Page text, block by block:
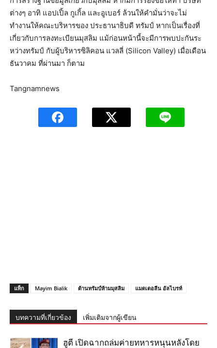
ต่างๆ อาทิ แอปเปิ้ล กูเกิ้ล และอูเบอร์ ล้วนให้คำมั่นว่าจะไม่
ทำงานให้คณะบริหารของ ประธานาธิบดี ทรัมป์ หากเป็นเรื่องที่
เกี่ยวกับการลงทะเบียนมุสลิม แม้ก่อนหน้านี้จะมีการพบปะกันระ
หว่างทรัมป์ กับผู้บริหารซิลิคอน แวลลี่ (Silicon Valley) เมื่อเดือน
ธันวาคม ที่ผ่านมา ก็ตาม
Tangnamnews
แท็ก Mayim Bialik ต้านทรัมป์ห้ามมุสลิม แมดเดอลีน อัลไบรท์
บทความที่เกี่ยวข้อง เพิ่มเติมจากผู้เขียน
ฮูตี เปิดฉากถล่มค่ายทหารหนุนหลังโดย